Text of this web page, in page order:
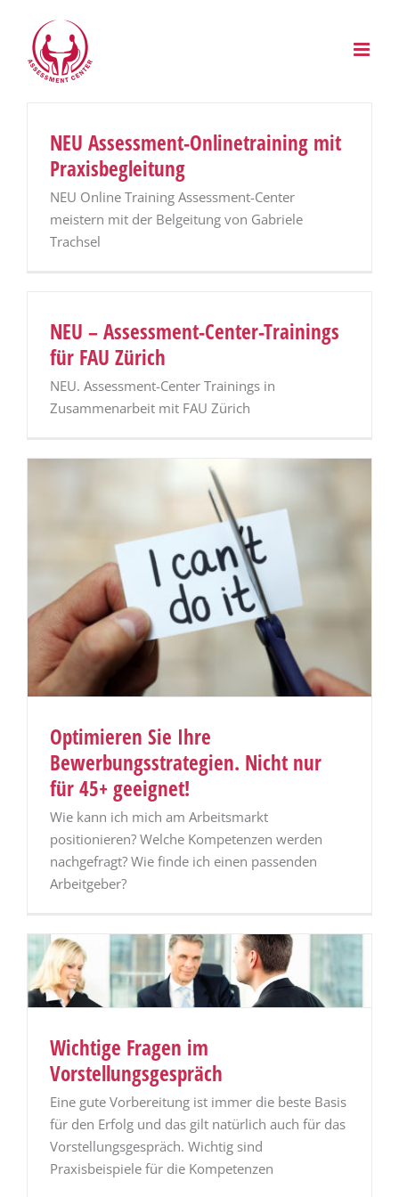
springen
NEU Assessment-Onlinetraining mit
Praxisbegleitung
NEU Online Training Assessment-Center
meistern mit der Belgeitung von Gabriele
Trachsel
NEU – Assessment-Center-Trainings
für FAU Zürich
NEU. Assessment-Center Trainings in
Zusammenarbeit mit FAU Zürich
Optimieren Sie Ihre
Bewerbungsstrategien. Nicht nur
für 45+ geeignet!
Wie kann ich mich am Arbeitsmarkt
positionieren? Welche Kompetenzen werden
nachgefragt? Wie finde ich einen passenden
Arbeitgeber?
Wichtige Fragen im
Vorstellungsgespräch
Eine gute Vorbereitung ist immer die beste Basis
für den Erfolg und das gilt natürlich auch für das
Vorstellungsgespräch. Wichtig sind
Praxisbeispiele für die Kompetenzen